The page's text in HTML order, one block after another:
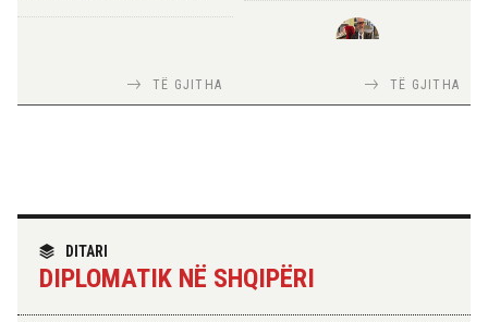
seminari i leximit mbi librin e Xi
Jinpingut për qeverisjen e Kinës
“Made in Albania”
09:24 08-08-2026
Ambasadori Wendt do të
TË GJITHA TIRANA DIPLOMAT
TIRANA DIPLOMAT
Skënderbeut dhe Ismail
TË GJITHA
DITARI
DIPLOMATIK NË SHQIPËRI